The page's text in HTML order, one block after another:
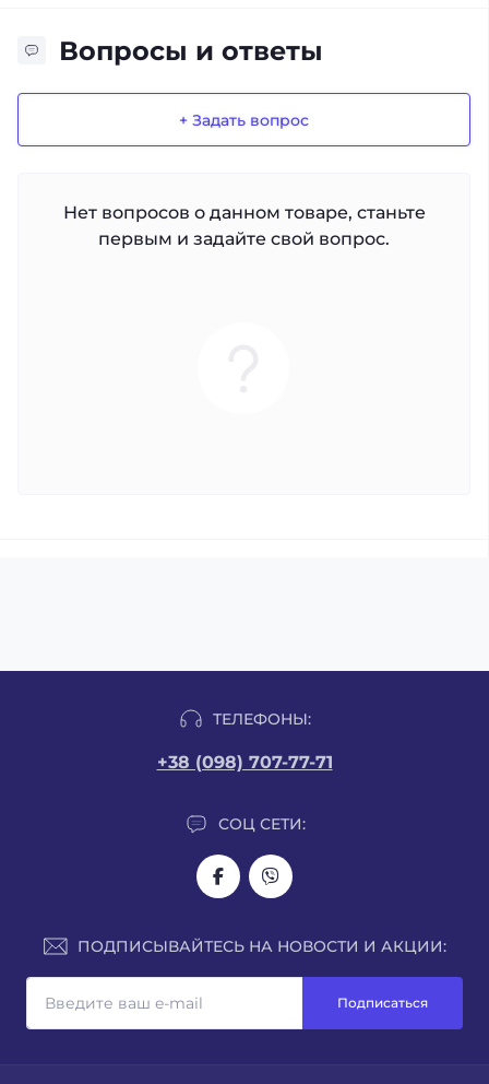
Вопросы и ответы
+ Задать вопрос
Нет вопросов о данном товаре, станьте
первым и задайте свой вопрос.
ТЕЛЕФОНЫ:
+38 (098) 707-77-71
СОЦ СЕТИ:
ПОДПИСЫВАЙТЕСЬ НА НОВОСТИ И АКЦИИ:
Подписаться